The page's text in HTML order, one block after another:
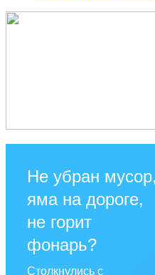
Не убран мусор,
яма на дороге,
не горит
фонарь?
Столкнулись с